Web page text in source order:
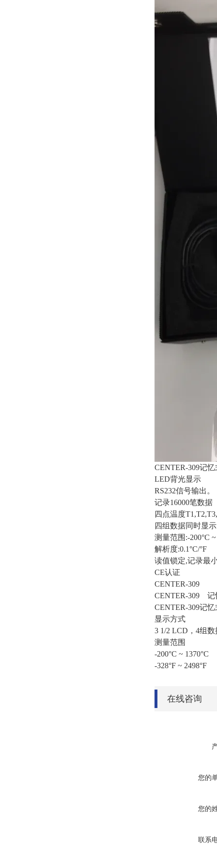
CENTER-309记
LED背光显示
RS232信号输出。
记录16000笔数据
四点温度
四组数据同时显
测量范围:-200°C ~
解析度:0.1°C/°F
读值锁定,记录最
CE认证
CENTER-309
CENTER-309 记
CENTER-309记
显示方式
3 1/2 LCD，4组
测量范围
-200°C ~ 1370°C
-328°F ~ 2498°F
在线咨询
您的
您的
联系